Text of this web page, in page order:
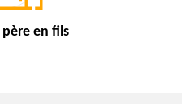
père en fils